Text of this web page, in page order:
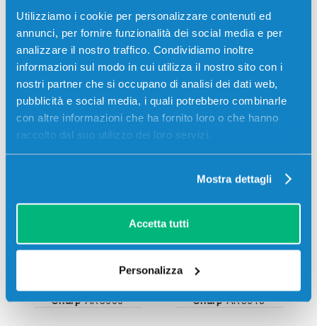
Utilizziamo i cookie per personalizzare contenuti ed
annunci, per fornire funzionalità dei social media e per
analizzare il nostro traffico. Condividiamo inoltre
informazioni sul modo in cui utilizza il nostro sito con i
nostri partner che si occupano di analisi dei dati web,
pubblicità e social media, i quali potrebbero combinarle
con altre informazioni che ha fornito loro o che hanno
raccolto dal suo utilizzo dei loro servizi.
Mostra dettagli
Accetta tutti
Personalizza
Stampanti compatibili
SharpAR5600 SharpAR5618